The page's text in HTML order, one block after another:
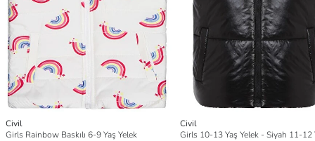
Civil
Girls Rainbow Baskılı 6-9 Yaş Yelek
Civil
Girls 10-13 Yaş Yelek - Siyah 11-12